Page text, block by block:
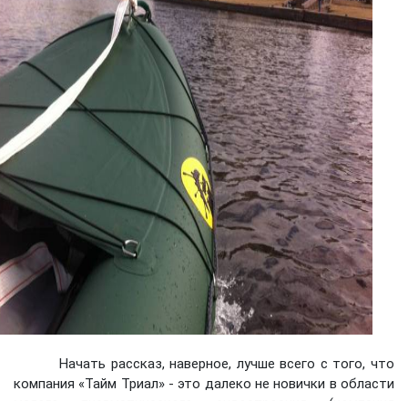
Начать рассказ, наверное, лучше всего с того, что
компания «Тайм Триал» - это далеко не новички в области